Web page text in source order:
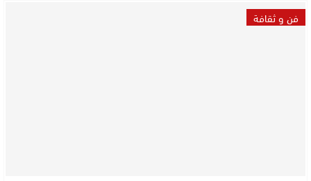
فن و ثقافة